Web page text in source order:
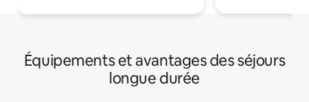
Équipements et avantages des séjours
longue durée